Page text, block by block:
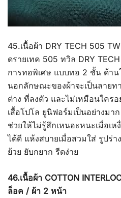
45.เนื้อผ้า DRY TECH 505
ดรายเทค 505 ทวิล DRY
การทอพิเศษ แบบทอ 2 ชั้น ด้า
นอกลักษณะของผ้าจะเป็นลายท
ต่าง ที่ลงตัว และไม่เหมือนใคร
เสื้อโปโล ยูนิฟอร์มเป็นอย่างมา
ช่วยให้ไม่รู้สึกเหนอะหนะเมื่อเ
ได้ดี แห้งสบายเมื่อสวมใส่ รูปร่
ย้วย ยับกยาก รีดง่าย
46.เนื้อผ้า COTTON
ล็อค / ผ้า 2 หน้า